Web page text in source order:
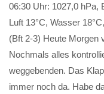
06:30 Uhr: 1027,0 hPa,
Luft 13°C, Wasser
(Bft 2-3) Heute Morgen
Nochmals alles
weggebenden. Das
immer noch da. Habe